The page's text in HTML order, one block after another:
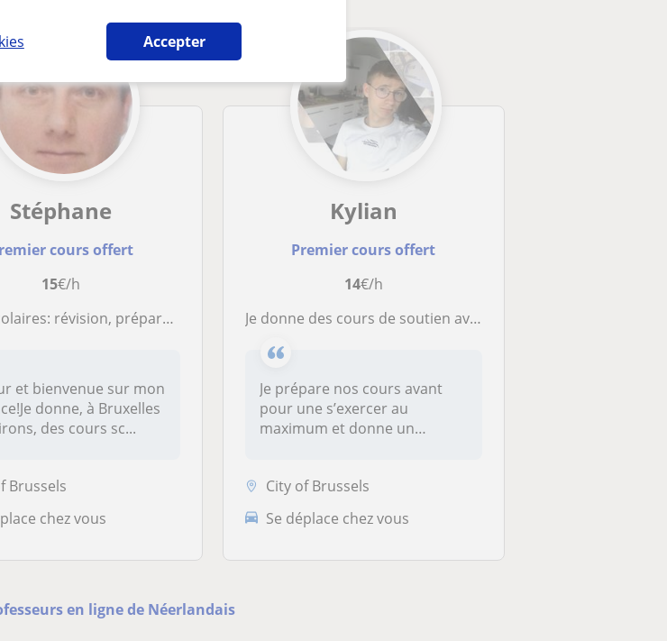
Accepter
Stéphane
cours offert
15€/h
révision, préparation examens, soutien, rattrapage
et bienvenue sur mon
donne, à Bruxelles
des cours sc...
Brussels
chez vous
Kylian
Premier cours offert
14€/h
Je donne des cours de soutien avec une aide personnalisé pour chaque élève
Je prépare nos cours avant
pour une s’exercer au
maximum et donne un
City of Brussels
Se déplace chez vous
en ligne de Néerlandais